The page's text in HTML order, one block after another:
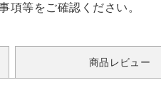
項等をご確認ください。
商品レビュー